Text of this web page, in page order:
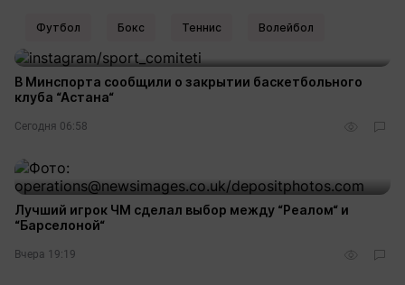
Футбол Бокс Теннис Волейбол
В Минспорта сообщили о закрытии баскетбольного
клуба “Астана“
Сегодня 06:58
Лучший игрок ЧМ сделал выбор между “Реалом“ и
“Барселоной“
Вчера 19:19